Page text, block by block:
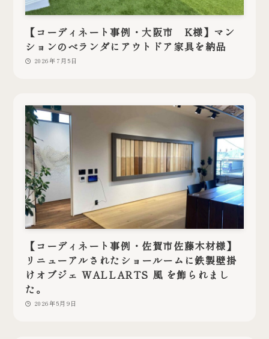
【コーディネート事例・大阪市 K様】マン
ションのベランダにアウトドア家具を納品
2026年7月5日
【コーディネート事例・佐賀市佐藤木材様】
リニューアルされたショールームに鉄製壁掛
けオブジェ WALLARTS 風 を飾られまし
た。
2026年5月9日